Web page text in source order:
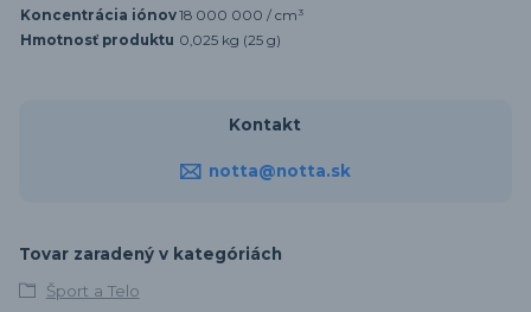
Koncentrácia iónov18 000 000 / cm³
Hmotnosť produktu 0,025 kg (25 g)
Kontakt
notta@notta.sk
Tovar zaradený v kategóriách
Šport a Telo